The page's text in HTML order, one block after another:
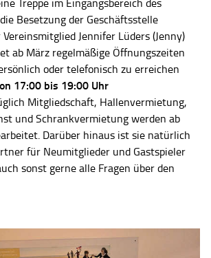
Treppe im Eingangsbereich des
Besetzung der Geschäftsstelle
Jennifer Lüders (Jenny)
ab März regelmäßige Öffnungszeiten
oder telefonisch zu erreichen
17:00 bis 19:00 Uhr
Mitgliedschaft, Hallenvermietung,
und Schrankvermietung werden ab
Darüber hinaus ist sie natürlich
für Neumitglieder und Gastspieler
sonst gerne alle Fragen über den